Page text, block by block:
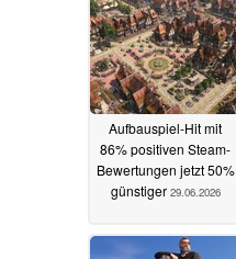
Aufbauspiel-Hit mit
86% positiven Steam-
Bewertungen jetzt 50%
günstiger 29.06.2026